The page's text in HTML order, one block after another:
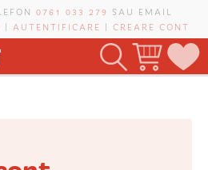
0761 033 279 SAU EMAIL
| AUTENTIFICARE | CREARE CONT
VIȚĂ-DE-VIE